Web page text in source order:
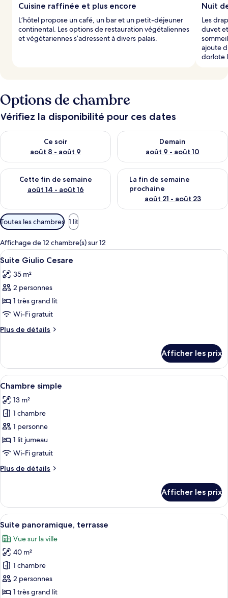
Cuisine raffinée et plus encore
L’hôtel propose un café, un bar et un petit-déjeuner
continental. Les options de restauration végétaliennes
et végétariennes s’adressent à divers palais.
Nuit
Les
duvet
ajoute
dorlote
Options de chambre
Vérifiez la disponibilité pour ces dates
Ce soir
août 8 - août 9
Vérifier la disponibilité pour ce soir août 8 - août 9
Demain
août 9 - août 10
Vérifier la disponibilité pour
Cette fin de semaine
août 14 - août 16
Vérifier la disponibilité pour cette fin de semaine août 14 -
La fin de semaine
prochaine
août 21 - août 23
Vérifier la disponibilité pour
Filtres
disponibles
pour
les
chambres
Toutes les chambres 1 lit
Affichage de 12 chambre(s) sur 12
Afficher
toutes
les
photos
pour
ce
type
de
Suite
Giulio
Cesare
Suite Giulio Cesare | 1 chambre,
4
Suite Giulio Cesare
35 m²
2 personnes
1 très grand lit
Wi-Fi gratuit
Plus de détails
Plus
Suite
Giulio
Cesare
Afficher les prix
Afficher
toutes
les
photos
pour
ce
type
chambre :
Une chambre d’hôtel comprenant
4
Chambre simple
13 m²
1 chambre
1 personne
1 lit jumeau
Wi-Fi gratuit
Plus de détails
Plus
Chambre
simple
Afficher les prix
Afficher
toutes
les
photos
pour
ce
type
Une chambre d’hôtel avec un
5
Suite panoramique, terrasse
Vue sur la ville
40 m²
1 chambre
2 personnes
1 très grand lit